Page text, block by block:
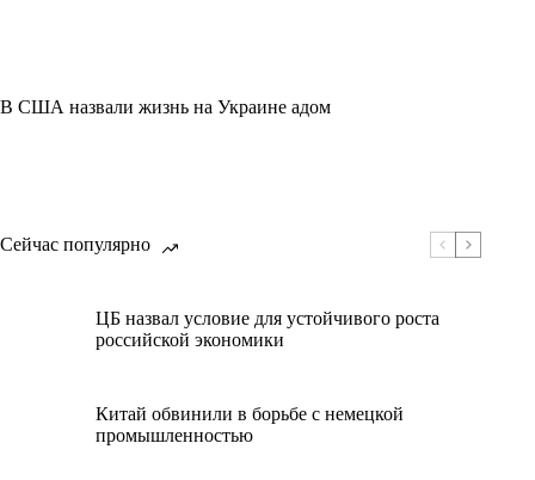
В США назвали жизнь на Украине адом
Сейчас популярно
ЦБ назвал условие для устойчивого роста
российской экономики
Китай обвинили в борьбе с немецкой
промышленностью